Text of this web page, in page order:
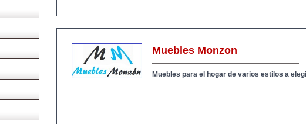
Muebles Monzon
Muebles para el hogar de varios estilos a